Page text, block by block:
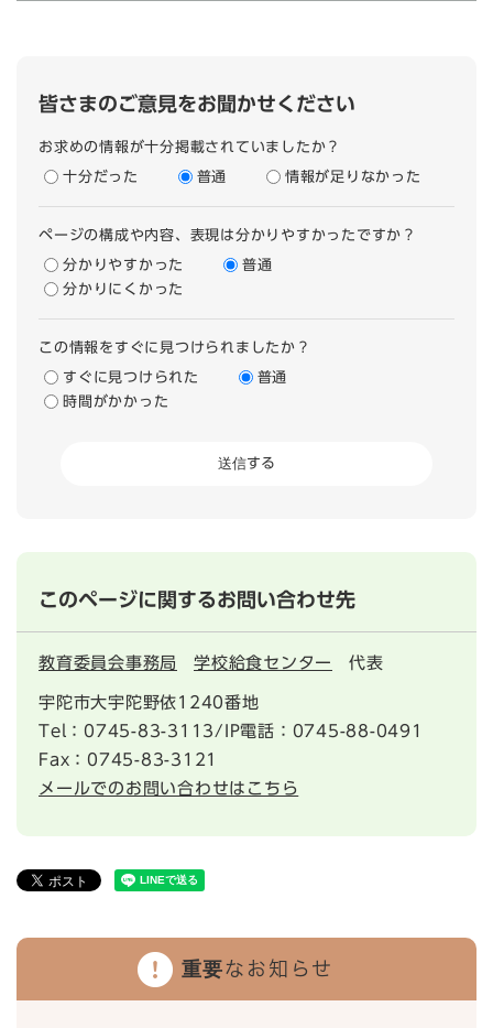
皆さまのご意見をお聞かせください
お求めの情報が十分掲載されていましたか？
十分だった 普通 情報が足りなかった
ページの構成や内容、表現は分かりやすかったですか？
分かりやすかった
普通
分かりにくかった
この情報をすぐに見つけられましたか？
すぐに見つけられた
普通
時間がかかった
このページに関するお問い合わせ先
教育委員会事務局 学校給食センター 代表
宇陀市大宇陀野依1240番地
Tel：0745-83-3113/IP電話：0745-88-0491
Fax：0745-83-3121
メールでのお問い合わせはこちら
重要なお知らせ